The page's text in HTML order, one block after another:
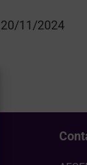
20/11/2024